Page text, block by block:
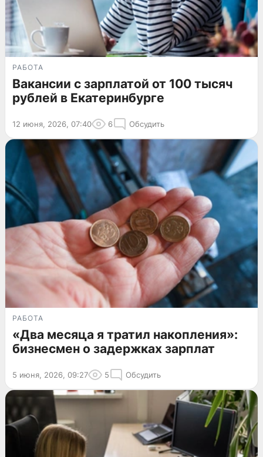
РАБОТА
Вакансии с зарплатой от 100 тысяч
рублей в Екатеринбурге
12 июня, 2026, 07:40 6 Обсудить
РАБОТА
«Два месяца я тратил накопления»:
бизнесмен о задержках зарплат
5 июня, 2026, 09:27 5 Обсудить